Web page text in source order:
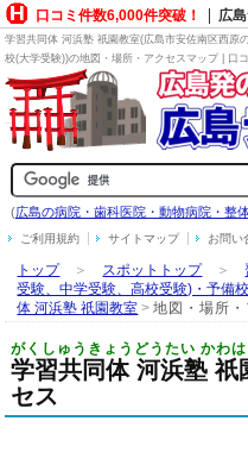
口コミ件数6,000件突破！ 広
学習共同体 河浜塾 祇園教室(広島市安佐南区西原
校(大学受験))の地図・場所・アクセスマップ | 口
(広島の病院・歯科医院・動物病院・整
ご利用規約 サイトマップ お問い
トップ＞ スポットトップ＞
受験、中学受験、高校受験)・予備
体 河浜塾 祇園教室 >地図・場所
がくしゅうきょうどうたい かわ
学習共同体 河浜塾 祇
セス